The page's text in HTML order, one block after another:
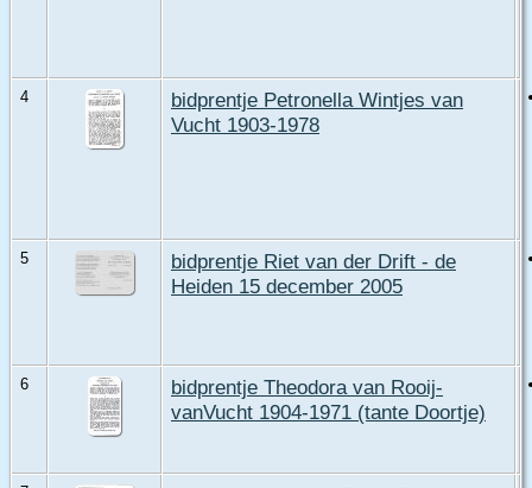
4
bidprentje Petronella Wintjes van
Vucht 1903-1978
5
bidprentje Riet van der Drift - de
Heiden 15 december 2005
6
bidprentje Theodora van Rooij-
vanVucht 1904-1971 (tante Doortje)